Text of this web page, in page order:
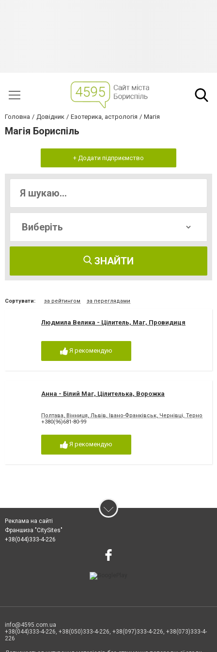
Головна Довідник Езотерика, астрологія Магія
Магія Бориспіль
+ Додати підприємство
ЗНАЙТИ
Сортувати: за рейтингом за переглядами
Людмила Велика - Цілитель, Маг, Провидиця
Я рекомендую
Анна - Білий Маг, Цілителька, Ворожка
Полтава, Вінниця, Львів, Івано-Франківськ, Чернівці,
+380(96)681-80-99
Я рекомендую
Реклама на сайті
Франшиза "CitySites"
+38(044)333-4-226
info@4595.com.ua
+38(044)333-4-226, +38(050)333-4-226, +38(097)333-4-226, +38(073)333-4-
226